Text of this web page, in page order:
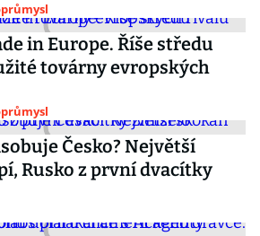
in Europe. Říše středu
továrny evropských
Česko? Největší
Rusko z první dvacítky